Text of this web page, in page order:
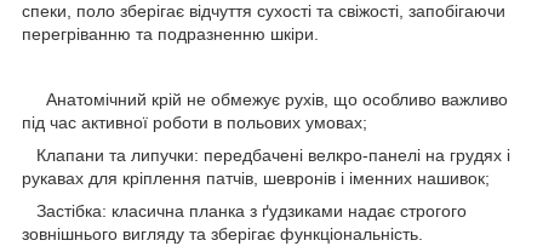
спеки, поло зберігає відчуття сухості та свіжості, запобігаючи
перегріванню та подразненню шкіри.
Анатомічний крій не обмежує рухів, що особливо важливо
під час активної роботи в польових умовах;
Клапани та липучки: передбачені велкро-панелі на грудях і
рукавах для кріплення патчів, шевронів і іменних нашивок;
Застібка: класична планка з ґудзиками надає строгого
зовнішнього вигляду та зберігає функціональність.